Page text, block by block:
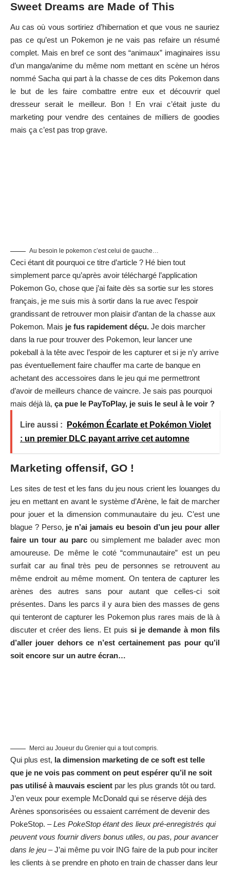
Sweet Dreams are Made of This
Au cas où vous sortiriez d’hibernation et que vous ne sauriez
pas ce qu’est un Pokemon je ne vais pas refaire un résumé
complet. Mais en bref ce sont des “animaux” imaginaires issu
d’un manga/anime du même nom mettant en scène un héros
nommé Sacha qui part à la chasse de ces dits Pokemon dans
le but de les faire combattre entre eux et découvrir quel
dresseur serait le meilleur. Bon ! En vrai c’était juste du
marketing pour vendre des centaines de milliers de goodies
mais ça c’est pas trop grave.
dans la rue pour trouver des Pokemon, leur lancer une
pokeball à la tête avec l’espoir de les capturer et si je n’y arrive
pas éventuellement faire chauffer ma carte de banque en
achetant des accessoires dans le jeu qui me permettront
d’avoir de meilleurs chance de vaincre. Je sais pas pourquoi
mais déjà là,ça pue le PayToPlay, je suis le seul à le voir ?
Lire aussi : Pokémon Écarlate et Pokémon Violet
: un premier DLC payant arrive cet automne
Marketing offensif, GO !
Les sites de test et les fans du jeu nous crient les louanges du
pour jouer et la dimension communautaire du jeu. C’est une
blague ? Perso,je n’ai jamais eu besoin d’un jeu pour aller
faire un tour au parcou simplement me balader avec mon
amoureuse. De même le coté “communautaire” est un peu
même endroit au même moment. On tentera de capturer les
arènes des autres sans pour autant que celles-ci soit
présentes. Dans les parcs il y aura bien des masses de gens
qui tenteront de capturer les Pokemon plus rares mais de là à
discuter et créer des liens. Et puissi je demande à mon fils
d’aller jouer dehors ce n’est certainement pas pour qu’il
soit encore sur un autre écran…
peuvent vous fournir divers bonus utiles, ou pas, pour avancer
dans le jeu – J’ai même pu voir ING faire de la pub pour inciter
les clients à se prendre en photo en train de chasser dans leur
agence et de diffuser cela sur les réseaux sociaux dans
l’espoir de gagner une “surprise”. Il ne faudra pas attendre
longtemps pour qu’il y ait des dérives j’en suis certain.
Quand la réalité dépasse la fiction
Il faut avouer qu’en terme de pubNintendo/Niantics ne sont
pas nés de la dernière pluie. Leur vidéo présentant le jeu